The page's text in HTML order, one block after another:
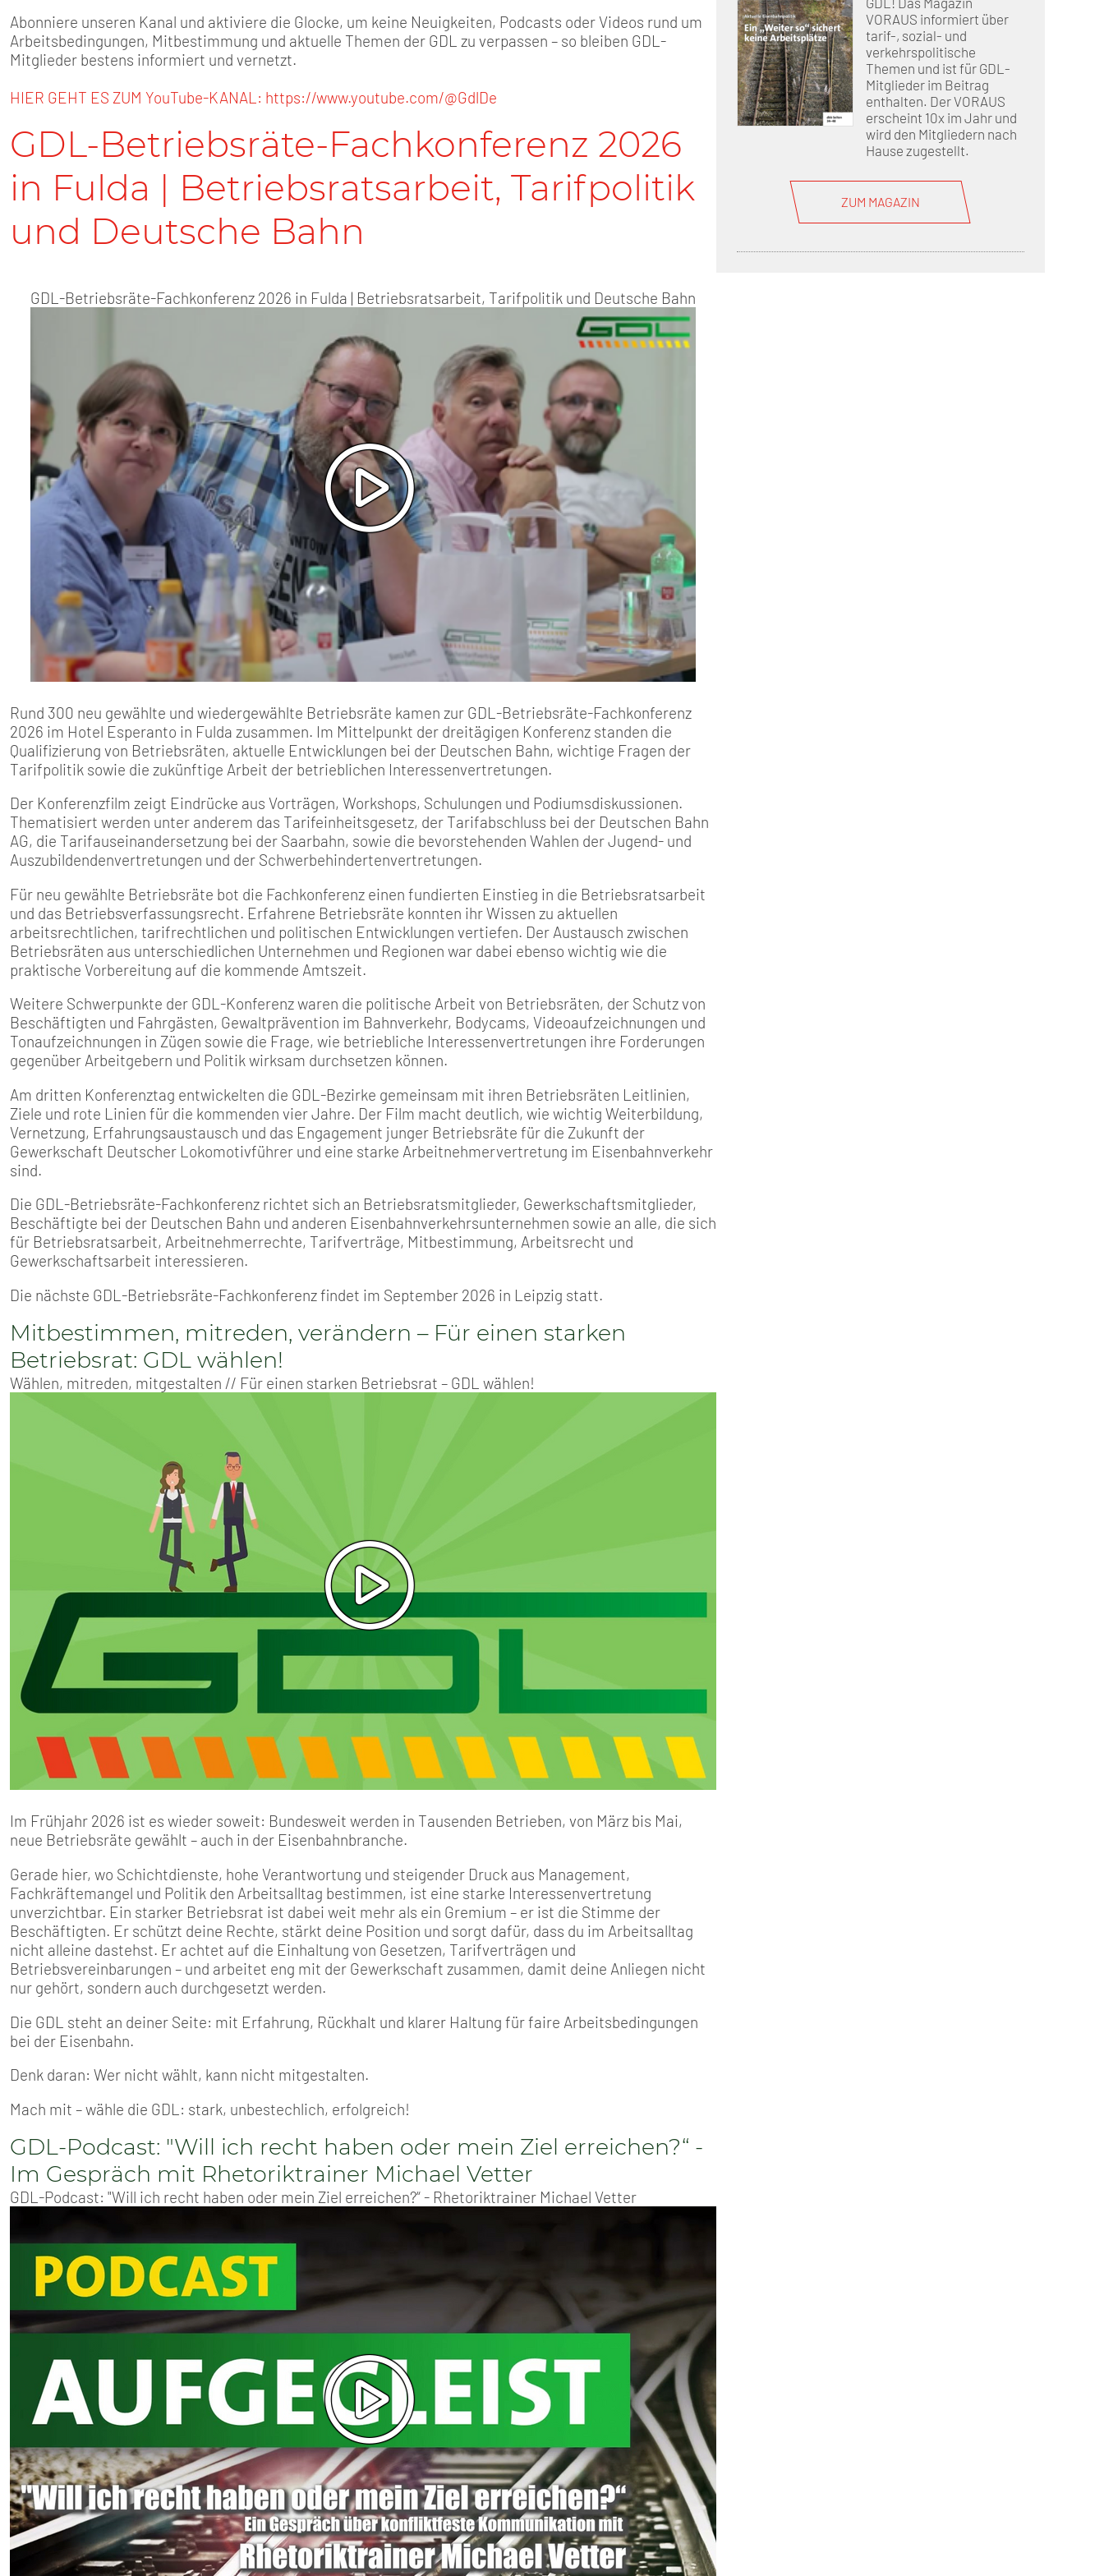
Positionen
Geschichte
Nord
Nord-Ost
Süd-West
GDL-Jugend Winter (Ski-Meisterschaft)
Satzung der GDL-Jugend
Arbeitskreis Seniorenpolitik
TARIF
Schichtarbeit
Job-Ticket (DB AG)
Grundsätzliche Fünf-Tage-Woche (DB AG)
Erhöhung des Entgeltes - Mehr als nur Plus (DB AG)
SERVICE
Berufshaftpflicht
Berufsrechtsschutz
Familien- und Wohnungsrechtsschutz
Freizeit- und Unfallversicherung
Ratgeber & Downloads
Versichertenberater
Werbemittel
MITGLIEDSCHAFT
Mitgliedsbeiträge
PRESSE
Abonniere unseren Kanal und aktiviere die Glocke, um keine Neuigkeiten, Podcasts oder Videos rund um
Arbeitsbedingungen, Mitbestimmung und aktuelle Themen der GDL zu verpassen – so bleiben GDL-
Mitglieder bestens informiert und vernetzt.
HIER GEHT ES ZUM YouTube-KANAL: https://www.youtube.com/@GdlDe
GDL-Betriebsräte-Fachkonferenz 2026
in Fulda | Betriebsratsarbeit, Tarifpolitik
und Deutsche Bahn
GDL-Betriebsräte-Fachkonferenz 2026 in Fulda | Betriebsratsarbeit, Tarifpolitik und Deutsche Bahn
Rund 300 neu gewählte und wiedergewählte Betriebsräte kamen zur GDL-Betriebsräte-Fachkonferenz
2026 im Hotel Esperanto in Fulda zusammen. Im Mittelpunkt der dreitägigen Konferenz standen die
Qualifizierung von Betriebsräten, aktuelle Entwicklungen bei der Deutschen Bahn, wichtige Fragen der
Tarifpolitik sowie die zukünftige Arbeit der betrieblichen Interessenvertretungen.
Der Konferenzfilm zeigt Eindrücke aus Vorträgen, Workshops, Schulungen und Podiumsdiskussionen.
Thematisiert werden unter anderem das Tarifeinheitsgesetz, der Tarifabschluss bei der Deutschen Bahn
AG, die Tarifauseinandersetzung bei der Saarbahn, sowie die bevorstehenden Wahlen der Jugend- und
Auszubildendenvertretungen und der Schwerbehindertenvertretungen.
Für neu gewählte Betriebsräte bot die Fachkonferenz einen fundierten Einstieg in die Betriebsratsarbeit
und das Betriebsverfassungsrecht. Erfahrene Betriebsräte konnten ihr Wissen zu aktuellen
arbeitsrechtlichen, tarifrechtlichen und politischen Entwicklungen vertiefen. Der Austausch zwischen
Betriebsräten aus unterschiedlichen Unternehmen und Regionen war dabei ebenso wichtig wie die
praktische Vorbereitung auf die kommende Amtszeit.
Weitere Schwerpunkte der GDL-Konferenz waren die politische Arbeit von Betriebsräten, der Schutz von
Beschäftigten und Fahrgästen, Gewaltprävention im Bahnverkehr, Bodycams, Videoaufzeichnungen und
Tonaufzeichnungen in Zügen sowie die Frage, wie betriebliche Interessenvertretungen ihre Forderungen
gegenüber Arbeitgebern und Politik wirksam durchsetzen können.
Am dritten Konferenztag entwickelten die GDL-Bezirke gemeinsam mit ihren Betriebsräten Leitlinien,
Ziele und rote Linien für die kommenden vier Jahre. Der Film macht deutlich, wie wichtig Weiterbildung,
Vernetzung, Erfahrungsaustausch und das Engagement junger Betriebsräte für die Zukunft der
Gewerkschaft Deutscher Lokomotivführer und eine starke Arbeitnehmervertretung im Eisenbahnverkehr
sind.
Die GDL-Betriebsräte-Fachkonferenz richtet sich an Betriebsratsmitglieder, Gewerkschaftsmitglieder,
Beschäftigte bei der Deutschen Bahn und anderen Eisenbahnverkehrsunternehmen sowie an alle, die sich
für Betriebsratsarbeit, Arbeitnehmerrechte, Tarifverträge, Mitbestimmung, Arbeitsrecht und
Gewerkschaftsarbeit interessieren.
Die nächste GDL-Betriebsräte-Fachkonferenz findet im September 2026 in Leipzig statt.
Mitbestimmen, mitreden, verändern – Für einen starken
Betriebsrat: GDL wählen!
Wählen, mitreden, mitgestalten // Für einen starken Betriebsrat – GDL wählen!
Im Frühjahr 2026 ist es wieder soweit: Bundesweit werden in Tausenden Betrieben, von März bis Mai,
neue Betriebsräte gewählt – auch in der Eisenbahnbranche.
Gerade hier, wo Schichtdienste, hohe Verantwortung und steigender Druck aus Management,
Fachkräftemangel und Politik den Arbeitsalltag bestimmen, ist eine starke Interessenvertretung
unverzichtbar. Ein starker Betriebsrat ist dabei weit mehr als ein Gremium – er ist die Stimme der
Beschäftigten. Er schützt deine Rechte, stärkt deine Position und sorgt dafür, dass du im Arbeitsalltag
nicht alleine dastehst. Er achtet auf die Einhaltung von Gesetzen, Tarifverträgen und
Betriebsvereinbarungen – und arbeitet eng mit der Gewerkschaft zusammen, damit deine Anliegen nicht
nur gehört, sondern auch durchgesetzt werden.
Die GDL steht an deiner Seite: mit Erfahrung, Rückhalt und klarer Haltung für faire Arbeitsbedingungen
bei der Eisenbahn.
Denk daran: Wer nicht wählt, kann nicht mitgestalten.
Mach mit – wähle die GDL: stark, unbestechlich, erfolgreich!
GDL-Podcast: "Will ich recht haben oder mein Ziel erreichen?“ -
Im Gespräch mit Rhetoriktrainer Michael Vetter
GDL-Podcast: "Will ich recht haben oder mein Ziel erreichen?“ - Rhetoriktrainer Michael Vetter
VORAUS informiert über
tarif-, sozial- und
verkehrspolitische
Themen und ist für GDL-
Mitglieder im Beitrag
enthalten. Der VORAUS
erscheint 10x im Jahr und
wird den Mitgliedern nach
Hause zugestellt.
ZUM MAGAZIN